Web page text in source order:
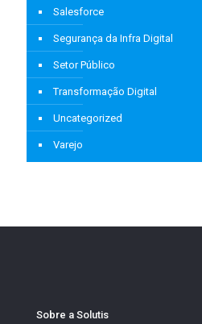
Salesforce
Segurança da Infra Digital
Setor Público
Transformação Digital
Uncategorized
Varejo
Sobre a Solutis